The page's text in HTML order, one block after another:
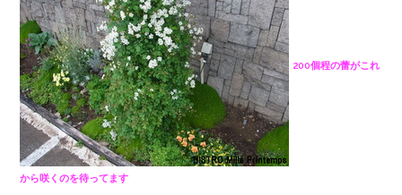
200個程の蕾がこれ
から咲くのを待ってます